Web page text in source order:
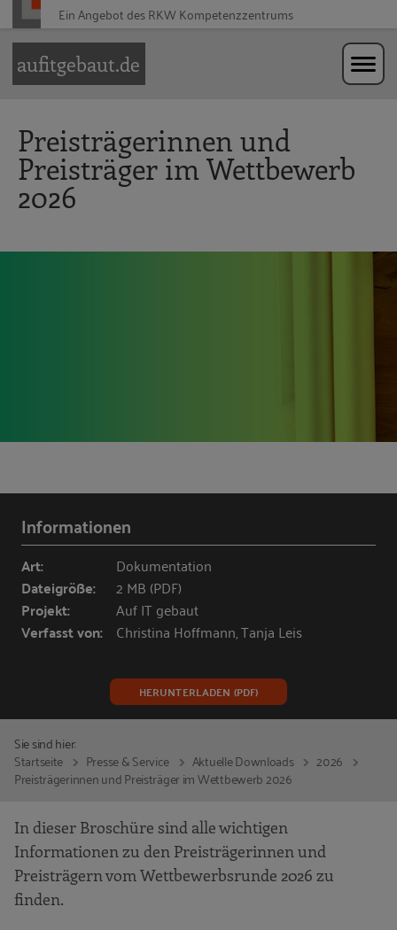
Zur Navigation springen
Zum Hauptinhalt springen
Ein Angebot des RKW Kompetenzzentrums
aufitgebaut.de
Preisträgerinnen und
Preisträger im Wettbewerb
2026
Informationen
Art: Dokumentation
Dateigröße: 2 MB (PDF)
Projekt: Auf IT gebaut
Verfasst von: Christina Hoffmann, Tanja Leis
HERUNTERLADEN (PDF)
Sie sind hier:
Startseite
Presse & Service Aktuelle Downloads
2026
Preisträgerinnen und Preisträger im Wettbewerb 2026
In dieser Broschüre sind alle wichtigen
Informationen zu den Preisträgerinnen und
Preisträgern vom Wettbewerbsrunde 2026 zu
finden.